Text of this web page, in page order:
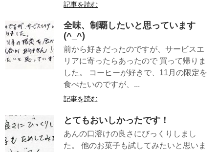
記事を読む
全味、制覇したいと思っています
(^_^)
前から好きだったのですが、サービスエ
リアに寄ったらあったので 買って帰りま
した。 コーヒーが好きで、11月の限定を
食べたいのですが、...
記事を読む
とてもおいしかったです！
あんの口溶けの良さにびっくりしまし
た。 他のお菓子も試してみたいと思いま